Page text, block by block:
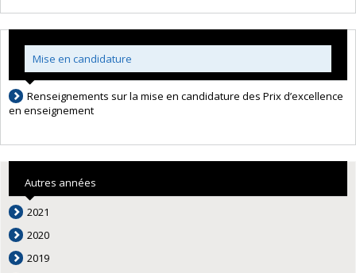
Mise en candidature
Renseignements sur la mise en candidature des Prix d’excellence
en enseignement
Autres années
2021
2020
2019